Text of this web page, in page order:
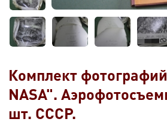
Комплект
NASA".
шт. СССР.